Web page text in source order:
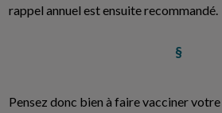
rappel annuel est ensuite recommandé.
§
Pensez donc bien à faire vacciner